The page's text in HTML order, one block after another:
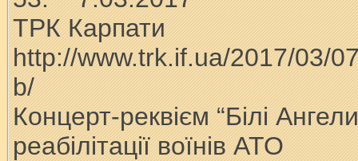
ТРК Карпати
http://www.trk.if.ua/2017/03/
b/
Концерт-реквієм “Білі
реабілітації воїнів АТО